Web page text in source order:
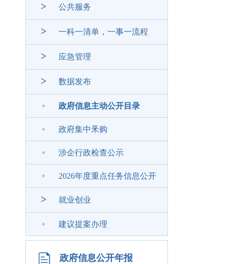
> 公共服务
> 一科一清单，一事一流程
> 应急管理
> 数据发布
政府信息主动公开目录
政府集中釆购
涉企行政检查公示
2026年度重点任务信息公开
> 就业创业
建议提案办理
政府信息公开年报